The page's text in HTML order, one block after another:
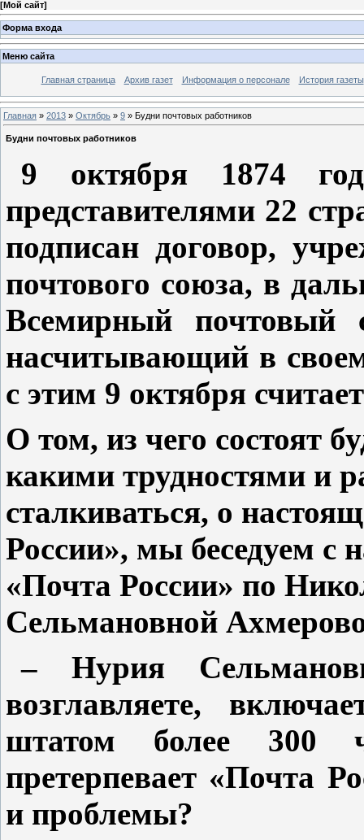
[Мой сайт]
Форма входа
Меню сайта
Главная страница Архив газет Информация о персонале История газеты
Главная » 2013 » Октябрь » 9 » Будни почтовых работников
Будни почтовых работников
9 октября 1874
представителями 22
подписан договор,
почтового союза, в
Всемирный почтовый
насчитывающий в
с этим 9 октября
О том, из чего состоят
какими трудностями и
сталкиваться, о
России», мы беседуем
«Почта России» по
Сельмановной
– Нурия
возглавляете,
штатом более 300
претерпевает «Почта
и проблемы?